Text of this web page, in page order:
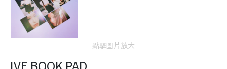
點擊圖片放大